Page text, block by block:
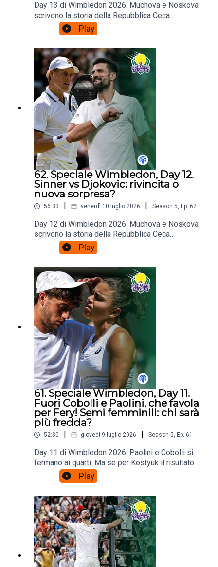
Day 13 di Wimbledon 2026. Muchova e Noskova
scrivono la storia della Repubblica Ceca
centrando il primo derby in finale Slam di una
nazione con 10 milioni di abitanti: la celebrazione
- ancora una volta - della miglior scuola tennistica
femminile. Ampio spazio però anche a Coco
Gauff e a 'quella' smorzata. Poi, naturalmente, la
preview tattica di Sinner-Djokovic e Zverev-
Feery.Poi le vostre domande:
schiaffoalvolo@gmail.com
Play
62. Speciale Wimbledon, Day 12.
Sinner vs Djokovic: rivincita o
nuova sorpresa?
56:33 | venerdì 10 luglio 2026 | Season 5, Ep. 62
Day 12 di Wimbledon 2026. Muchova e Noskova
scrivono la storia della Repubblica Ceca
centrando il primo derby in finale Slam di una
nazione con 10 milioni di abitanti: la celebrazione
- ancora una volta - della miglior scuola tennistica
femminile. Ampio spazio però anche a Coco
Gauff e a 'quella' smorzata. Poi, naturalmente, la
preview tattica di Sinner-Djokovic e Zverev-
Feery.Poi le vostre domande:
schiaffoalvolo@gmail.com
Play
61. Speciale Wimbledon, Day 11.
Fuori Cobolli e Paolini, che favola
per Fery! Semi femminili: chi sarà
più fredda?
52:30 giovedì 9 luglio 2026 Season 5, Ep. 61
Day 11 di Wimbledon 2026. Paolini e Cobolli si
fermano ai quarti. Ma se per Kostyuk il risultato
era anche pronosticabile, decisamente meno lo
era per Fery. Il britannico è la prima - e unica -
wild card dopo Ivanisevic nel 2001 a spingersi
qui a Wimbledon così avanti nel torneo. Tanti suoi
meriti; ma anche i problemi messi in mostra da
Cobolli che ha detto di dover "imparare a gestire
meglio" le partite in cui è favorito. Nel mentre oggi
si giocano le semifinali femminili: chi è la vera
favorita?Poi le vostre domande:
schiaffoalvolo@gmail.com
Play